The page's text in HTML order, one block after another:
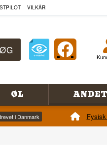
VILKÅR
ØL ANDET
i Danmark